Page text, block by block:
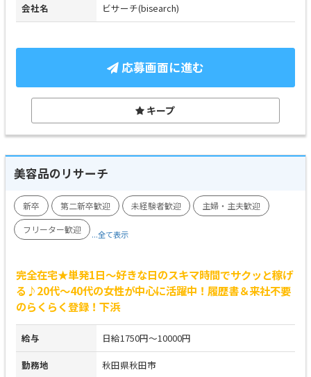
会社名 ビサーチ(bisearch)
応募画面に進む
キープ
美容品のリサーチ
新卒 第二新卒歓迎 未経験者歓迎
主婦・主夫歓迎
フリーター歓迎
...全て表示
完全在宅★単発1日～好きな日のスキマ時間でサクッと稼げ
る♪20代～40代の女性が中心に活躍中！履歴書＆来社不要
のらくらく登録！下浜
給与 日給1750円～10000円
勤務地 秋田県秋田市